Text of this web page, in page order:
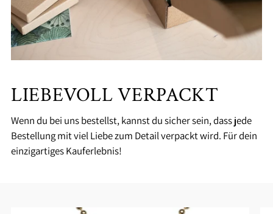
LIEBEVOLL VERPACKT
Wenn du bei uns bestellst, kannst du sicher sein, dass jede
Bestellung mit viel Liebe zum Detail verpackt wird. Für dein
einzigartiges Kauferlebnis!